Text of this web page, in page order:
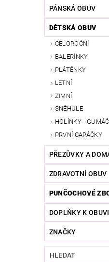
PÁNSKÁ OBUV
DĚTSKÁ OBUV
CELOROČNÍ
BALERÍNKY
PLÁTĚNKY
LETNÍ
ZIMNÍ
SNĚHULE
HOLÍNKY -
PRVNÍ CAPÁČKY
PŘEZŮVKY A
ZDRAVOTNÍ OBUV
PUNČOCHOVÉ
DOPLŇKY K OBUVI
ZNAČKY
HLEDAT